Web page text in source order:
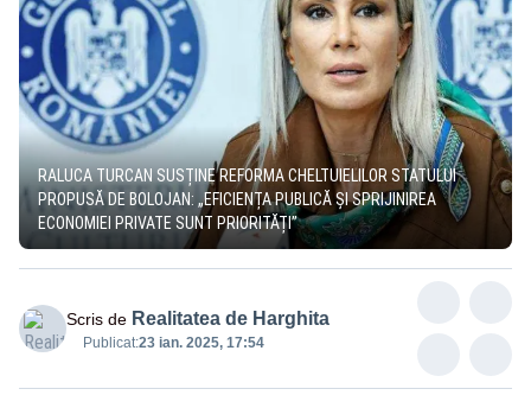
RALUCA TURCAN SUSȚINE REFORMA CHELTUIELILOR STATULUI
PROPUSĂ DE BOLOJAN: „EFICIENȚA PUBLICĂ ȘI SPRIJINIREA
ECONOMIEI PRIVATE SUNT PRIORITĂȚI”
Scris de Realitatea de Harghita
Publicat:23 ian. 2025, 17:54